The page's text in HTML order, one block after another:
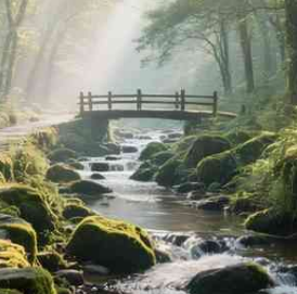
一路往山上开，穿过满觉陇、穿过杨梅
里走，青石板路两侧是白墙黛瓦的民居，
样的香气——那是龙井茶特有的“火香”。朋
的茶庄，老板娘从屋里迎出来，像招呼亲
面前是整片整片的茶园梯田，手里捧着一
树、这杯茶的故事。我那时候才明白，原